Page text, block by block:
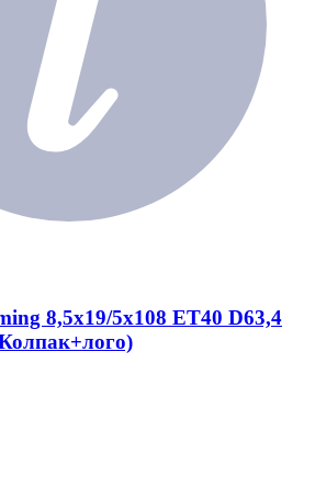
8,5x19/5x108 ET40 D63,4